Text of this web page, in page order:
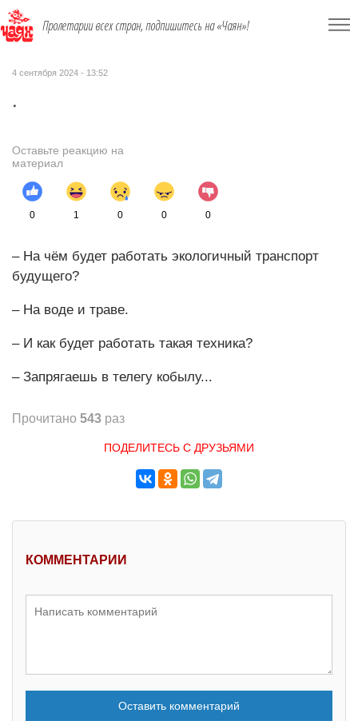
Пролетарии всех стран, подпишитесь на «Чаян»!
4 сентября 2024 - 13:52
.
Оставьте реакцию на
материал
0 1 0 0 0
– На чём будет работать экологичный транспорт
будущего?
– На воде и траве.
– И как будет работать такая техника?
– Запрягаешь в телегу кобылу...
Прочитано 543 раз
ПОДЕЛИТЕСЬ С ДРУЗЬЯМИ
КОММЕНТАРИИ
Оставить комментарий